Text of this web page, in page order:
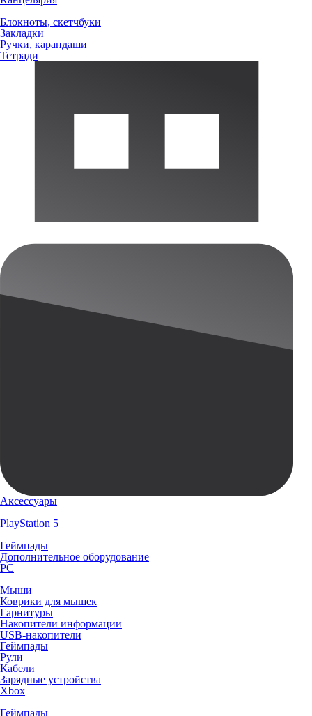
Блокноты, скетчбуки
Закладки
Ручки, карандаши
Тетради
Аксессуары
PlayStation 5
Геймпады
Дополнительное оборудование
PC
Мыши
Коврики для мышек
Гарнитуры
Накопители информации
USB-накопители
Геймпады
Рули
Кабели
Зарядные устройства
Xbox
Геймпады